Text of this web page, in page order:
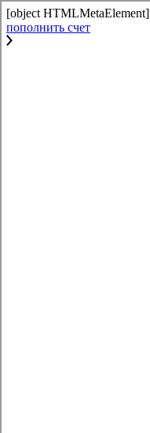
[object HTMLMetaElement]
пополнить счет